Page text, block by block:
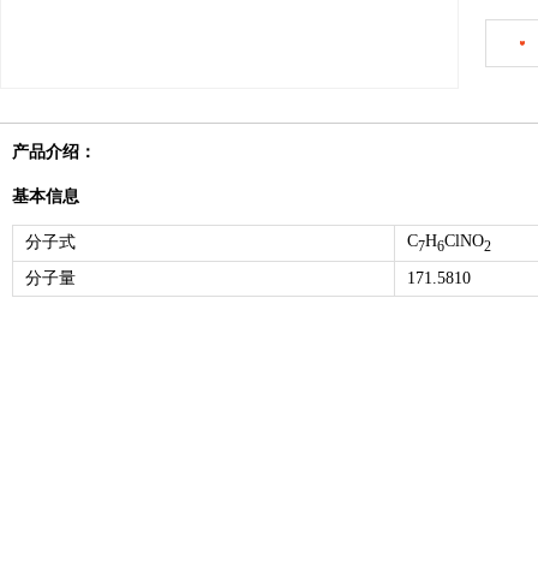
产品介绍：
基本信息
分子式 C7H6ClNO2
分子量 171.5810